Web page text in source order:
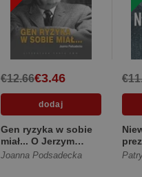
€3.46
€12.66
Gen ryzyka w sobie
miał... O Jerzym
Turowiczu
Joanna Podsadecka